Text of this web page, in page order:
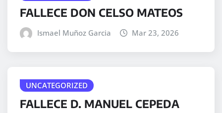
FALLECE DON CELSO MATEOS
Ismael Muñoz Garcia Mar 23, 2026
UNCATEGORIZED
FALLECE D. MANUEL CEPEDA